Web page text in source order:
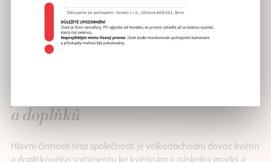
a doplňků
Hlavní činností této společnosti je velkoobchodní dovoz květin
a doplňkového sortimentu ke květinám a následný prodej a